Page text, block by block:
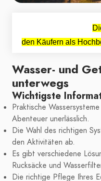
den Käufern als
Wasser- und
unterwegs
Wichtigste
Praktische
Abenteuer unerlässlich.
Die Wahl des richtigen
den Aktivitäten ab.
Es gibt verschiedene
Rucksäcke und
Die richtige Pflege Ihres